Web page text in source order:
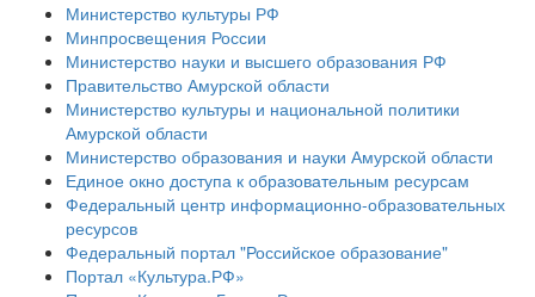
Министерство культуры РФ
Минпросвещения России
Министерство науки и высшего образования РФ
Правительство Амурской области
Министерство культуры и национальной политики
Амурской области
Министерство образования и науки Амурской области
Единое окно доступа к образовательным ресурсам
Федеральный центр информационно-образовательных
ресурсов
Федеральный портал "Российское образование"
Портал «Культура.РФ»